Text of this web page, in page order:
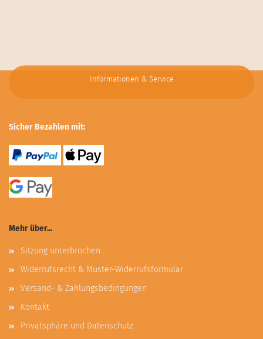
Informationen & Service
Sicher Bezahlen mit:
Mehr über...
Sitzung unterbrochen
Widerrufsrecht & Muster-Widerrufsformular
Versand- & Zahlungsbedingungen
Kontakt
Privatsphäre und Datenschutz